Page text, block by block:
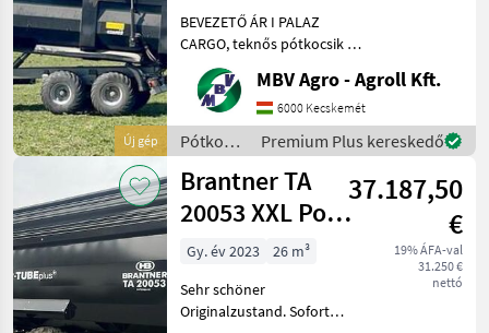
Új gép
teknős
pótkocsik I 1
BEVEZETŐ ÁR I PALAZ
CARGO, teknős pótkocsik I
12-18T I 2 tengely Ha PALAZ
akkor kizárólag az MBV
AGRO! Vásároljon
közvetlenül az importőrtől,
a régió legnagyobb PA
MBV Agro - Agroll Kft.
6000 Kecskemét
Pótkocsik
/
Sonstige
Premium Plus kereskedő
Brantner TA
20053 XXL Power
Push+
37.187,50
€
19% ÁFA-val
31.250 €
nettó
Gy. év 2023
26 m³
Sehr schöner
Originalzustand. Sofort